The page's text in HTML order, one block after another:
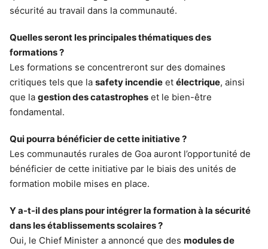
sécurité au travail dans la communauté.
Quelles seront les principales thématiques des
formations ?
Les formations se concentreront sur des domaines
critiques tels que la safety incendie et électrique, ainsi
que la gestion des catastrophes et le bien-être
fondamental.
Qui pourra bénéficier de cette initiative ?
Les communautés rurales de Goa auront l’opportunité de
bénéficier de cette initiative par le biais des unités de
formation mobile mises en place.
Y a-t-il des plans pour intégrer la formation à la sécurité
dans les établissements scolaires ?
Oui, le Chief Minister a annoncé que des modules de